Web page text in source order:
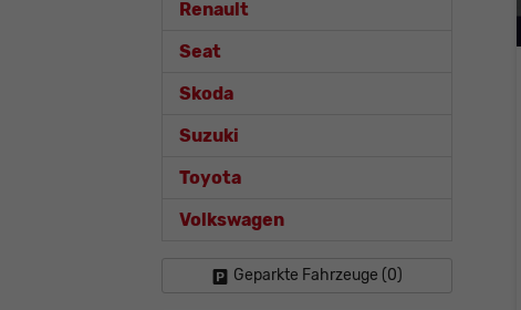
Renault
Seat
Skoda
Suzuki
Toyota
Volkswagen
Geparkte Fahrzeuge (0)